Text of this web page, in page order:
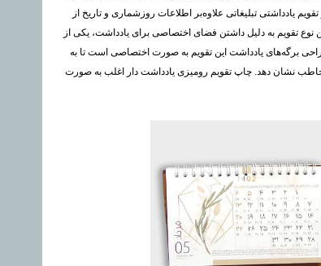
یادداشتی تبلیغاتی علاوه‌بر اطلاعات روزشماری و تاریخ از
نوع تقویم به دلیل داشتن فضای اختصاصی برای یادداشت، یکی از
برگه‌های یادداشت این تقویم به صورت اختصاصی است تا به
نشان دهد. چاپ تقویم رومیزی یادداشت دار اغلب به صورت